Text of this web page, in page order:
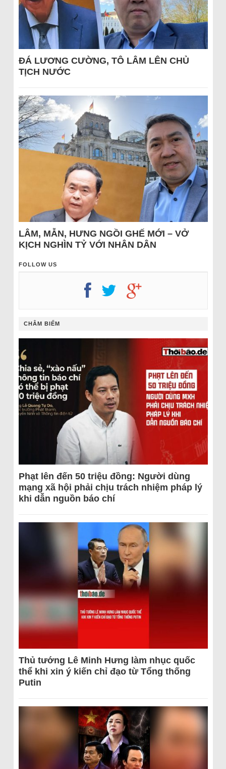
ĐÁ LƯƠNG CƯỜNG, TÔ LÂM LÊN CHỦ
TỊCH NƯỚC
LÂM, MẪN, HƯNG NGỒI GHẾ MỚI – VỞ
KỊCH NGHÌN TỶ VỚI NHÂN DÂN
FOLLOW US
CHÂM BIẾM
Phạt lên đến 50 triệu đồng: Người dùng
mạng xã hội phải chịu trách nhiệm pháp lý
khi dẫn nguồn báo chí
Thủ tướng Lê Minh Hưng làm nhục quốc
thể khi xin ý kiến chỉ đạo từ Tổng thống
Putin